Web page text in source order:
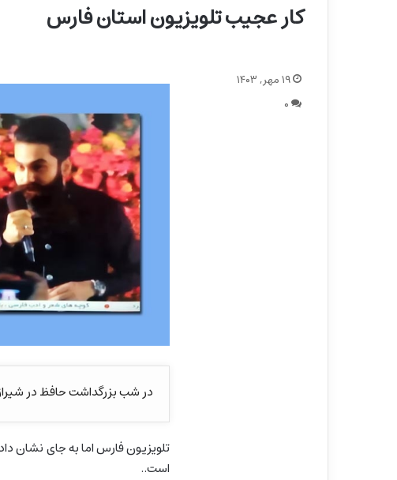
کار عجیب تلویزیون استان فارس
در شب بزرگداشت حافظ در
تلویزیون فارس اما به جای نشان
است..
۱۹ مهر, ۱۴۰۳
۰